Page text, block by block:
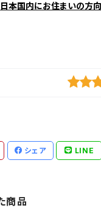
日本国内にお住まいの方
シェア LINE
商品